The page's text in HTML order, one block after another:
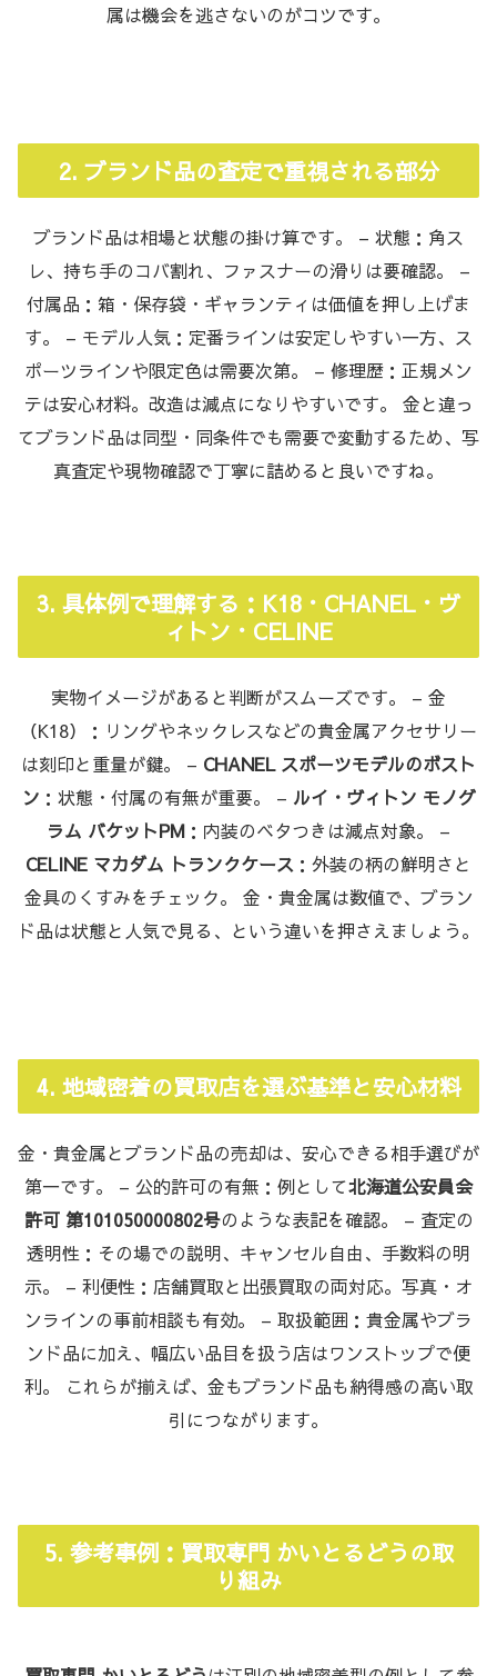
属は機会を逃さないのがコツです。
2. ブランド品の査定で重視される部分
ブランド品は相場と状態の掛け算です。 – 状態：角ス
レ、持ち手のコバ割れ、ファスナーの滑りは要確認。 –
付属品：箱・保存袋・ギャランティは価値を押し上げま
す。 – モデル人気：定番ラインは安定しやすい一方、ス
ポーツラインや限定色は需要次第。 – 修理歴：正規メン
テは安心材料。改造は減点になりやすいです。 金と違っ
てブランド品は同型・同条件でも需要で変動するため、写
真査定や現物確認で丁寧に詰めると良いですね。
3. 具体例で理解する：K18・CHANEL・ヴ
ィトン・CELINE
実物イメージがあると判断がスムーズです。 – 金
（K18）：リングやネックレスなどの貴金属アクセサリー
は刻印と重量が鍵。 – CHANEL スポーツモデルのボスト
ン ：状態・付属の有無が重要。 – ルイ・ヴィトン モノグ
ラム バケットPM ：内装のベタつきは減点対象。 –
CELINE マカダム トランクケース ：外装の柄の鮮明さと
金具のくすみをチェック。 金・貴金属は数値で、ブラン
ド品は状態と人気で見る、という違いを押さえましょう。
4. 地域密着の買取店を選ぶ基準と安心材料
金・貴金属とブランド品の売却は、安心できる相手選びが
第一です。 – 公的許可の有無：例として北海道公安員会
許可 第101050000802号のような表記を確認。 – 査定の
透明性：その場での説明、キャンセル自由、手数料の明
示。 – 利便性：店舗買取と出張買取の両対応。写真・オ
ンラインの事前相談も有効。 – 取扱範囲：貴金属やブラ
ンド品に加え、幅広い品目を扱う店はワンストップで便
利。 これらが揃えば、金もブランド品も納得感の高い取
引につながります。
5. 参考事例：買取専門 かいとるどうの取
り組み